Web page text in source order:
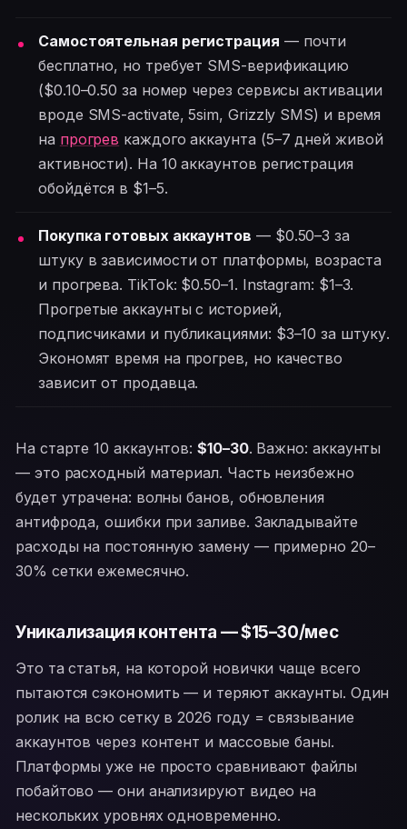
Самостоятельная регистрация — почти
бесплатно, но требует SMS-верификацию
($0.10–0.50 за номер через сервисы активации
вроде SMS-activate, 5sim, Grizzly SMS) и время
на прогрев каждого аккаунта (5–7 дней живой
активности). На 10 аккаунтов регистрация
обойдётся в $1–5.
Покупка готовых аккаунтов — $0.50–3 за
штуку в зависимости от платформы, возраста
и прогрева. TikTok: $0.50–1. Instagram: $1–3.
Прогретые аккаунты с историей,
подписчиками и публикациями: $3–10 за штуку.
Экономят время на прогрев, но качество
зависит от продавца.
На старте 10 аккаунтов:$10–30. Важно: аккаунты
— это расходный материал. Часть неизбежно
будет утрачена: волны банов, обновления
антифрода, ошибки при заливе. Закладывайте
расходы на постоянную замену — примерно 20–
30% сетки ежемесячно.
Уникализация контента — $15–30/мес
Это та статья, на которой новички чаще всего
пытаются сэкономить — и теряют аккаунты. Один
ролик на всю сетку в 2026 году = связывание
аккаунтов через контент и массовые баны.
Платформы уже не просто сравнивают файлы
побайтово — они анализируют видео на
нескольких уровнях одновременно.